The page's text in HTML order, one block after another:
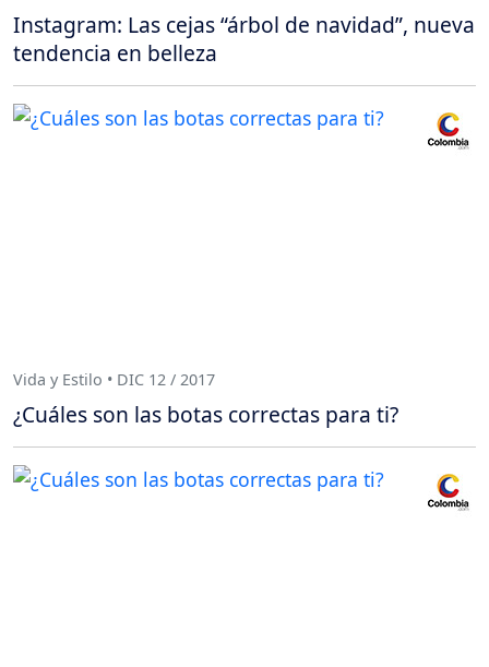
Instagram: Las cejas “árbol de navidad”, nueva
tendencia en belleza
Vida y Estilo • DIC 12 / 2017
¿Cuáles son las botas correctas para ti?